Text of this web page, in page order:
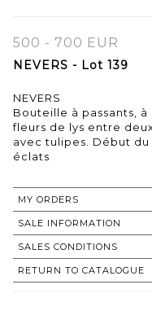
500 - 700 EUR
NEVERS - Lot 139
NEVERS
Bouteille à passants,
fleurs de lys entre
avec tulipes. Début du
éclats
MY ORDERS
SALE INFORMATION
SALES CONDITIONS
RETURN TO CATALOGUE